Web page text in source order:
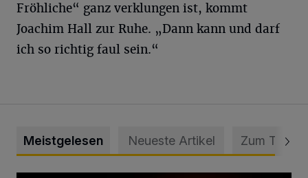
Fröhliche“ ganz verklungen ist, kommt
Joachim Hall zur Ruhe. „Dann kann und darf
ich so richtig faul sein.“
Meistgelesen Neueste Artikel Zum Thema